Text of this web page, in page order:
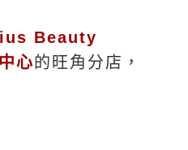
Beauty
心的旺角分店，